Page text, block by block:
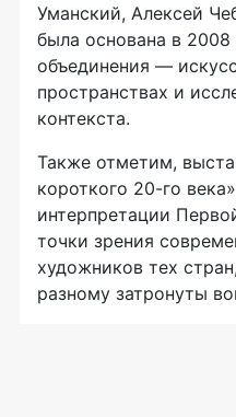
Уманский, Алексей
была основана в 2008
объединения —
пространствах и
контекста.
Также отметим,
короткого 20-го
интерпретации
точки зрения
художников тех
разному затронуты